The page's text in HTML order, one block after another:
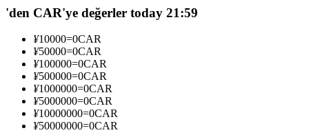
Kâr paylaşımı ve kopya ticaret komisyonlarının tadını çıkarın
'den CAR'ye değerler today 21:59
¥10000=0CAR
¥50000=0CAR
¥100000=0CAR
¥500000=0CAR
¥1000000=0CAR
¥5000000=0CAR
¥10000000=0CAR
¥50000000=0CAR